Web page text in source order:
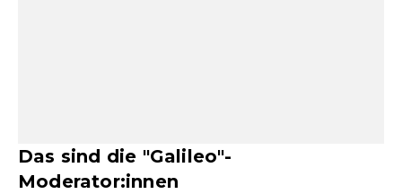
Das sind die "Galileo"-
Moderator:innen